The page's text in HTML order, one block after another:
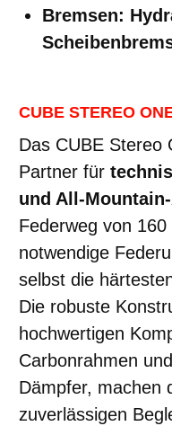
Bremsen:
CUBE STEREO
Das CUBE Stereo
Partner für
und All-
Federweg von
notwendige
selbst die
Die robuste
hochwertigen
Carbonrahmen
Dämpfer, machen
zuverlässigen